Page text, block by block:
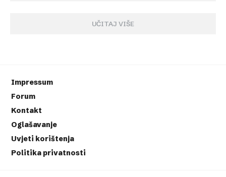
UČITAJ VIŠE
Impressum
Forum
Kontakt
Oglašavanje
Uvjeti korištenja
Politika privatnosti